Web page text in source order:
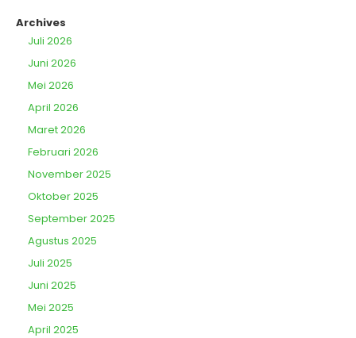
Archives
Juli 2026
Juni 2026
Mei 2026
April 2026
Maret 2026
Februari 2026
November 2025
Oktober 2025
September 2025
Agustus 2025
Juli 2025
Juni 2025
Mei 2025
April 2025